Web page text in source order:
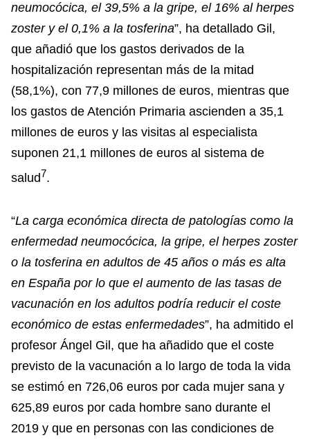
neumocócica, el 39,5% a la gripe, el 16% al herpes
zoster y el 0,1% a la tosferina”, ha detallado Gil,
que añadió que los gastos derivados de la
hospitalización representan más de la mitad
(58,1%), con 77,9 millones de euros, mientras que
los gastos de Atención Primaria ascienden a 35,1
millones de euros y las visitas al especialista
suponen 21,1 millones de euros al sistema de
salud7.
“La carga económica directa de patologías como la
enfermedad neumocócica, la gripe, el herpes zoster
o la tosferina en adultos de 45 años o más es alta
en España por lo que el aumento de las tasas de
vacunación en los adultos podría reducir el coste
económico de estas enfermedades”, ha admitido el
profesor Ángel Gil, que ha añadido que el coste
previsto de la vacunación a lo largo de toda la vida
se estimó en 726,06 euros por cada mujer sana y
625,89 euros por cada hombre sano durante el
2019 y que en personas con las condiciones de